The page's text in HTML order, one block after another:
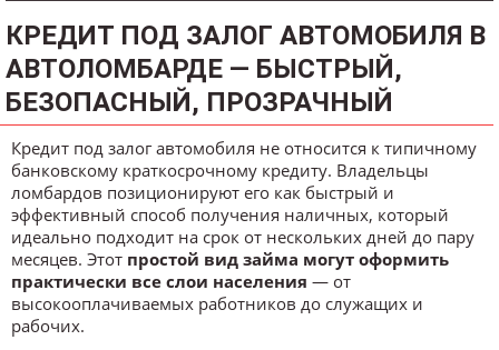
КРЕДИТ ПОД ЗАЛОГ АВТОМОБИЛЯ В
АВТОЛОМБАРДЕ — БЫСТРЫЙ,
БЕЗОПАСНЫЙ, ПРОЗРАЧНЫЙ
Кредит под залог автомобиля не относится к типичному
банковскому краткосрочному кредиту. Владельцы
ломбардов позиционируют его как быстрый и
эффективный способ получения наличных, который
идеально подходит на срок от нескольких дней до пару
месяцев. Этот простой вид займа могут оформить
практически все слои населения — от
высокооплачиваемых работников до служащих и
рабочих.